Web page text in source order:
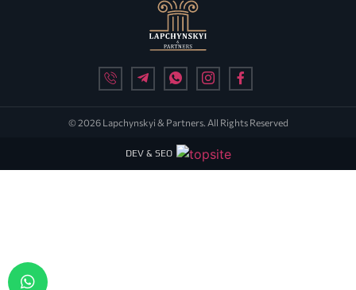
© 2026 Lapchynskyi & Partners. All Rights Reserved
DEV & SEO